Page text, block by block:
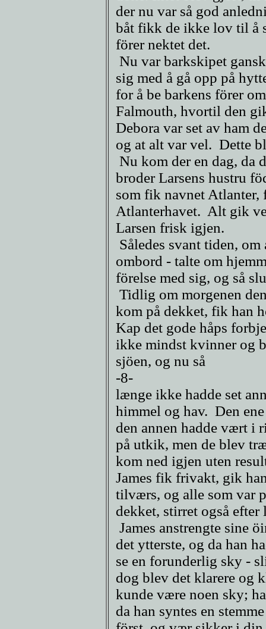
der nu var så god
båt fikk de ikke lov til å
förer nektet det.
Nu var barkskipet
sig med å gå opp på
for å be barkens förer
Falmouth, hvortil den
Debora var set av ham
og at alt var vel. Dette
Nu kom der en dag, da
broder Larsens hustru
som fik navnet Atlanter,
Atlanterhavet. Alt gik
Larsen frisk igjen.
Således svant tiden, om
ombord - talte om
förelse med sig, og så
Tidlig om morgenen
kom på dekket, fik han
Kap det gode håps
ikke mindst kvinner og
sjöen, og nu så
-8-
længe ikke hadde set
himmel og hav. Den
den annen hadde vært i
på utkik, men de blev
kom ned igjen uten
James fik frivakt, gik
tilværs, og alle som var
dekket, stirret også efter
James anstrengte sine
det ytterste, og da han
se en forunderlig sky -
dog blev det klarere og
kunde være noen sky;
da han syntes en